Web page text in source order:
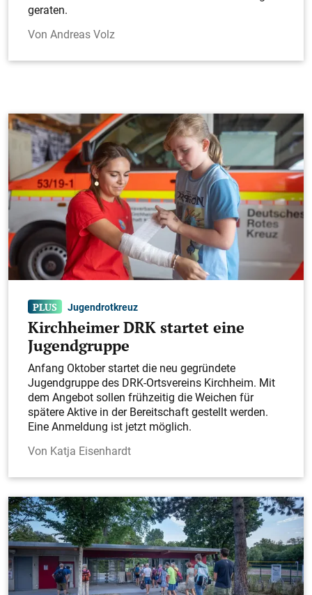
geraten.
Andreas Volz
Jugendrotkreuz
Kirchheimer DRK startet eine
Jugendgruppe
Anfang Oktober startet die neu gegründete
Jugendgruppe des DRK-Ortsvereins Kirchheim. Mit
dem Angebot sollen frühzeitig die Weichen für
spätere Aktive in der Bereitschaft gestellt werden.
Eine Anmeldung ist jetzt möglich.
Katja Eisenhardt